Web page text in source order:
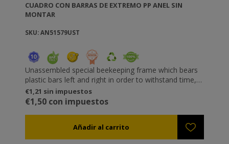
CUADRO CON BARRAS DE EXTREMO PP ANEL SIN
MONTAR
SKU: AN51579UST
Unassembled special beekeeping frame which bears
plastic bars left and right in order to withstand time,
rough use and high speeds in the honey extractor.
WARNING: it is suitable only for the insertion of
plastic honeycomb foundations. The wooden laths on
foundation is inserted just by pushing it with the hand.
So forget about applying wire on your frames! Buy
€1,21 sin impuestos
€1,50 con impuestos